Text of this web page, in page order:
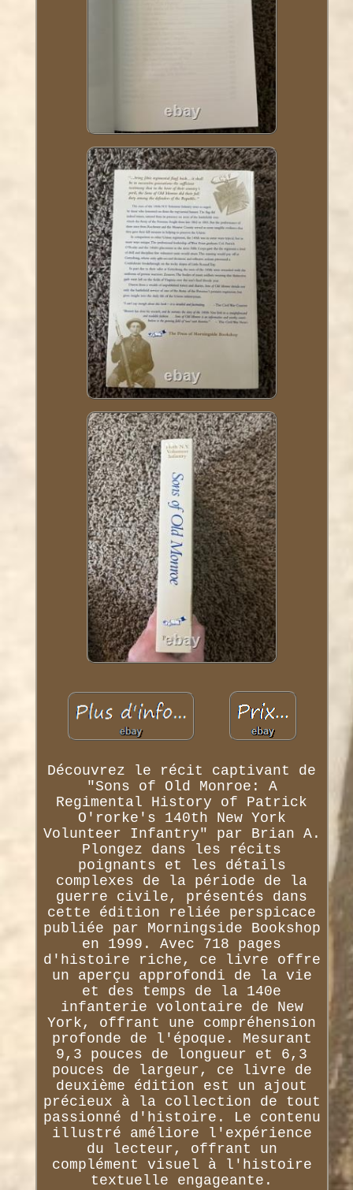
Découvrez le récit captivant de
"Sons of Old Monroe: A
Regimental History of Patrick
O'rorke's 140th New York
Volunteer Infantry" par Brian A.
Plongez dans les récits
poignants et les détails
complexes de la période de la
guerre civile, présentés dans
cette édition reliée perspicace
publiée par Morningside Bookshop
en 1999. Avec 718 pages
d'histoire riche, ce livre offre
un aperçu approfondi de la vie
et des temps de la 140e
infanterie volontaire de New
York, offrant une compréhension
profonde de l'époque. Mesurant
9,3 pouces de longueur et 6,3
pouces de largeur, ce livre de
deuxième édition est un ajout
précieux à la collection de tout
passionné d'histoire. Le contenu
illustré améliore l'expérience
du lecteur, offrant un
complément visuel à l'histoire
textuelle engageante.